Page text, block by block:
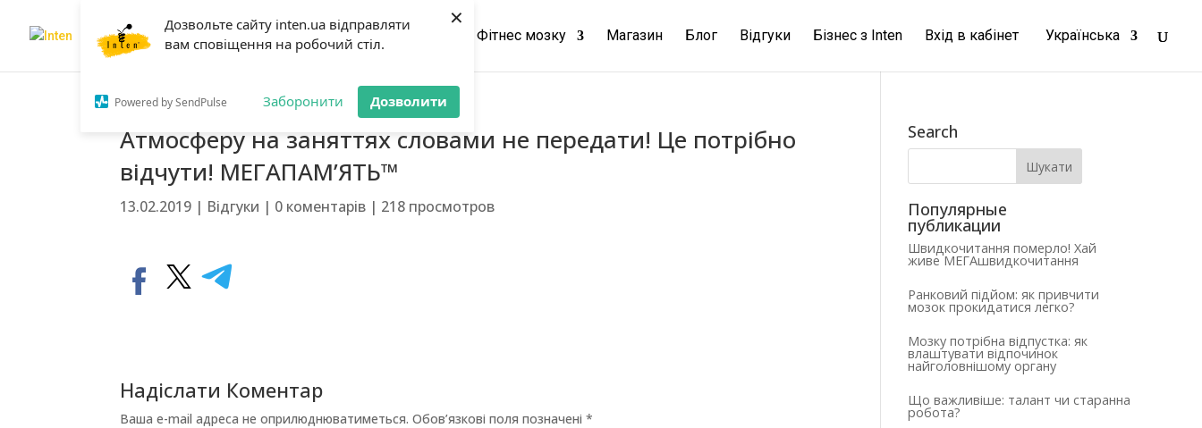
Дозвольте сайту inten.ua відправляти
вам сповіщення на робочий стіл.
Powered by SendPulse Заборонити Дозволити
×
Головна Про нас Навчання Фітнес мозку Магазин Блог Відгуки Бізнес з Inten Вхід в кабінет Українська
Атмосферу на заняттях словами не передати! Це потрібно
відчути! МЕГАПАМ’ЯТЬ™
13.02.2019 | Відгуки | 0 коментарів | 218 просмотров
Надіслати Коментар
Ваша e-mail адреса не оприлюднюватиметься. Обов’язкові поля позначені*
Search
Популярные
публикации
Швидкочитання померло! Хай
живе МЕГАшвидкочитання
Ранковий підйом: як привчити
мозок прокидатися легко?
Мозку потрібна відпустка: як
влаштувати відпочинок
найголовнішому органу
Що важливіше: талант чи старанна
робота?